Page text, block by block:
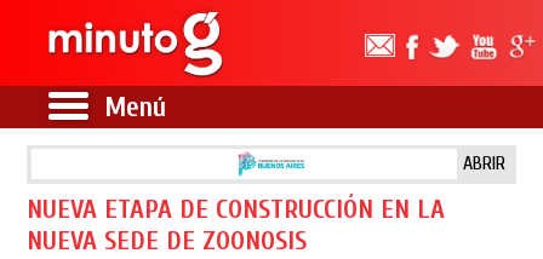
Menú
ABRIR
NUEVA ETAPA DE CONSTRUCCIÓN EN LA
NUEVA SEDE DE ZOONOSIS